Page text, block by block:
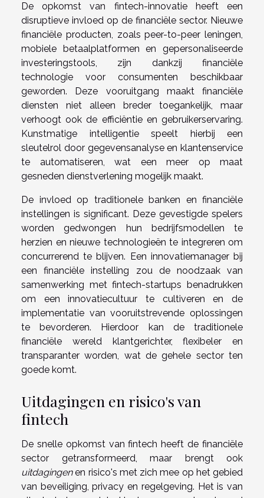
De opkomst van fintech-innovatie heeft een
disruptieve invloed op de financiële sector. Nieuwe
financiële producten, zoals peer-to-peer leningen,
mobiele betaalplatformen en gepersonaliseerde
investeringstools, zijn dankzij financiële
technologie voor consumenten beschikbaar
geworden. Deze vooruitgang maakt financiële
diensten niet alleen breder toegankelijk, maar
verhoogt ook de efficiëntie en gebruikerservaring.
Kunstmatige intelligentie speelt hierbij een
sleutelrol door gegevensanalyse en klantenservice
te automatiseren, wat een meer op maat
gesneden dienstverlening mogelijk maakt.
De invloed op traditionele banken en financiële
instellingen is significant. Deze gevestigde spelers
worden gedwongen hun bedrijfsmodellen te
herzien en nieuwe technologieën te integreren om
concurrerend te blijven. Een innovatiemanager bij
een financiële instelling zou de noodzaak van
samenwerking met fintech-startups benadrukken
om een innovatiecultuur te cultiveren en de
implementatie van vooruitstrevende oplossingen
te bevorderen. Hierdoor kan de traditionele
financiële wereld klantgerichter, flexibeler en
transparanter worden, wat de gehele sector ten
goede komt.
Uitdagingen en risico's van
fintech
De snelle opkomst van fintech heeft de financiële
sector getransformeerd, maar brengt ook
uitdagingenen risico's met zich mee op het gebied
van beveiliging, privacy en regelgeving. Het is van